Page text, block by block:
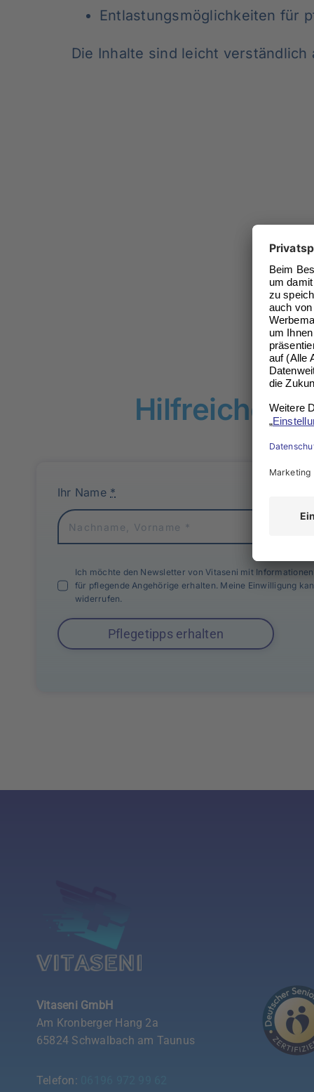
Entlastungsmöglichkeiten für
Die Inhalte sind leicht
Hilfreiche
Ihr Name *
Ich möchte den Newsletter von Vitaseni mit
für pflegende Angehörige erhalten. Meine Einwilligung
widerrufen.
Pflegetipps erhalten
Vitaseni GmbH
Am Kronberger Hang 2a
65824 Schwalbach am Taunus
Telefon: